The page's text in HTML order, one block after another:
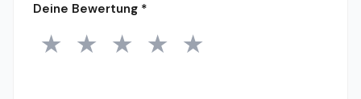
Deine Bewertung *
1 Stern
★ 2 Sterne
★ 3 Sterne
★ 4 Sterne
★ 5 Sterne
★